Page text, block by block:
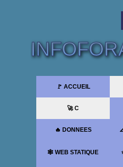
🚩 ACCUEIL
🚀 C
🔥 DONNEES
🕸 WEB STATIQUE